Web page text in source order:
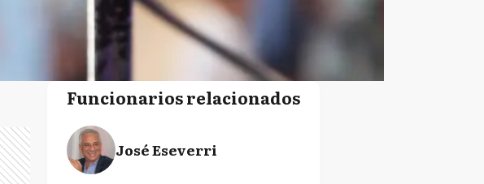
Funcionarios relacionados
José Eseverri